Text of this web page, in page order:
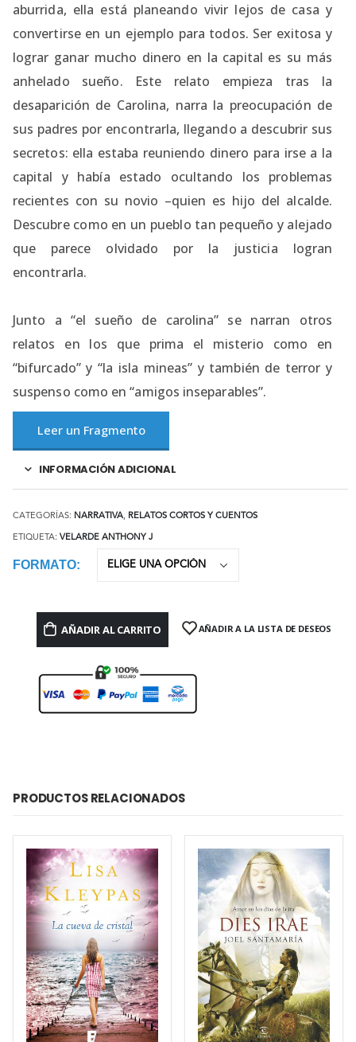
aburrida, ella está planeando vivir lejos de casa y
convertirse en un ejemplo para todos. Ser exitosa y
lograr ganar mucho dinero en la capital es su más
anhelado sueño. Este relato empieza tras la
desaparición de Carolina, narra la preocupación de
sus padres por encontrarla, llegando a descubrir sus
secretos: ella estaba reuniendo dinero para irse a la
capital y había estado ocultando los problemas
recientes con su novio –quien es hijo del alcalde.
Descubre como en un pueblo tan pequeño y alejado
que parece olvidado por la justicia logran
encontrarla.
Junto a “el sueño de carolina” se narran otros
relatos en los que prima el misterio como en
“bifurcado” y “la isla mineas” y también de terror y
suspenso como en “amigos inseparables”.
Leer un Fragmento
INFORMACIÓN ADICIONAL
CATEGORÍAS: NARRATIVA, RELATOS CORTOS Y CUENTOS
ETIQUETA: VELARDE ANTHONY J
FORMATO
AÑADIR AL CARRITO AÑADIR A LA LISTA DE DESEOS
PRODUCTOS RELACIONADOS